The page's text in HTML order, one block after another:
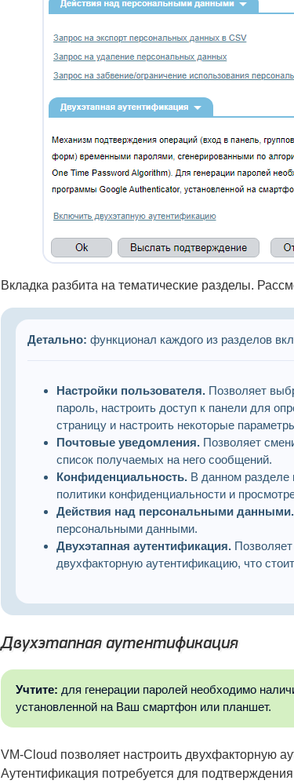
Вкладка разбита на тематические разделы.
Детально: функционал каждого из разделов
Настройки пользователя. Позволяет
пароль, настроить доступ к панели для
страницу и настроить некоторые
Почтовые уведомления. Позволяет
список получаемых на него сообщений.
Конфиденциальность. В данном разделе
политики конфиденциальности и
Действия над персональными данными.
персональными данными.
Двухэтапная аутентификация.
двухфакторную аутентификацию, что
Двухэтапная аутентификация
Учтите: для генерации паролей необходимо
установленной на Ваш смартфон или планшет.
VM-Cloud позволяет настроить двухфакторную
Аутентификация потребуется для